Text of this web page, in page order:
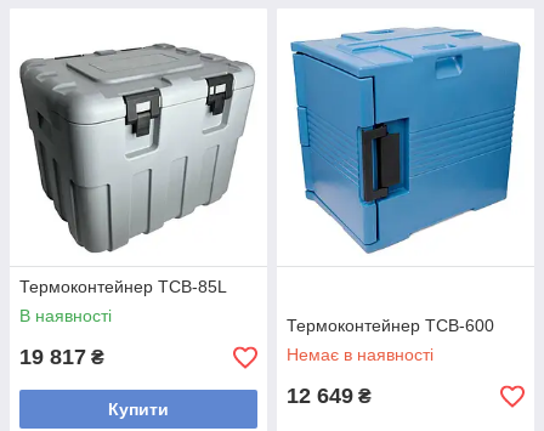
Термоконтейнер TCB-85L
В наявності
19 817 ₴
Купити
Термоконтейнер ТСВ-600
Немає в наявності
12 649 ₴